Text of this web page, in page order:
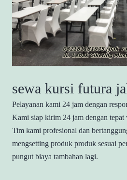
sewa kursi futura
Pelayanan kami 24 jam dengan
Kami siap kirim 24 jam dengan tepat
Tim kami profesional dan
mengsetting produk produk sesuai
pungut biaya tambahan lagi.